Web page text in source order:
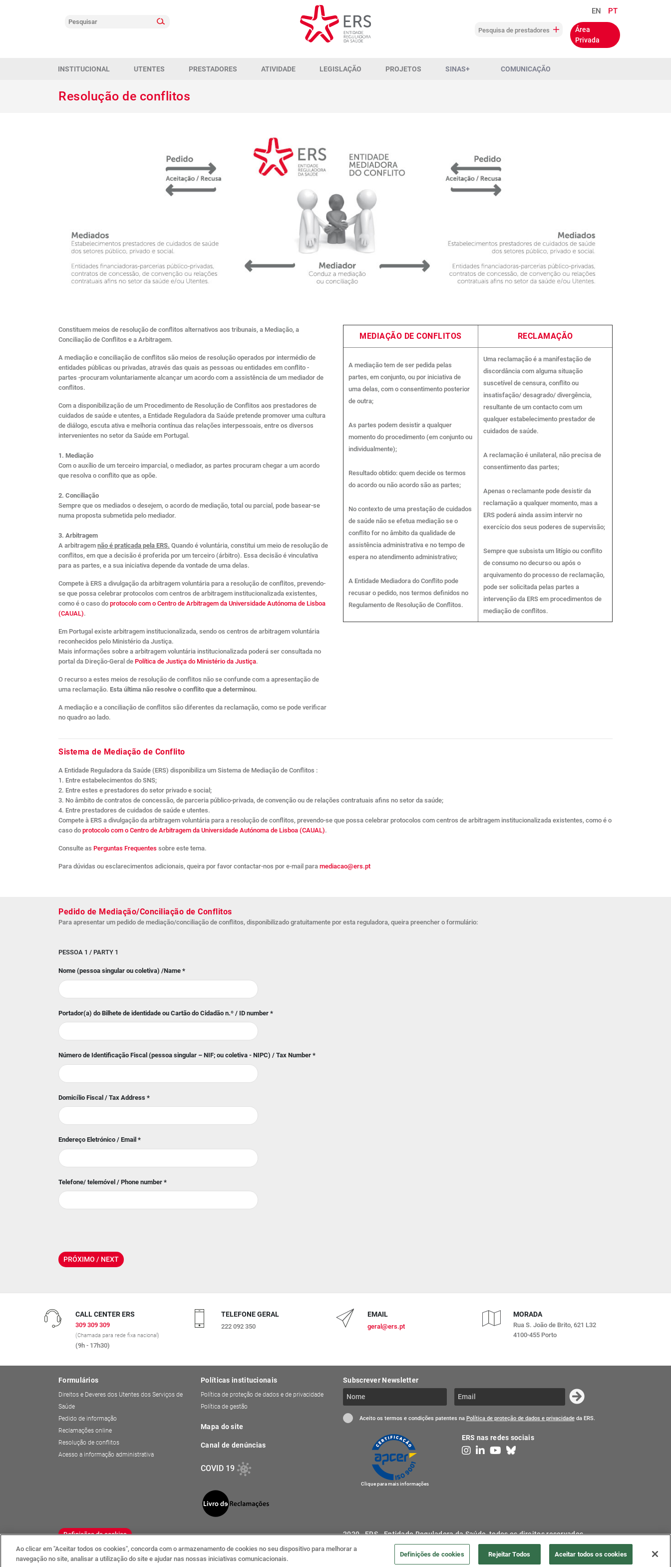
EN PT
Área
Privada
Pesquisa de prestadores
INSTITUCIONAL UTENTES PRESTADORES ATIVIDADE LEGISLAÇÃO PROJETOS SINAS+ COMUNICAÇÃO
Resolução de conflitos
Constituem meios de resolução de conflitos alternativos aos tribunais, a Mediação, a
Conciliação de Conflitos e a Arbitragem.
A mediação e conciliação de conflitos são meios de resolução operados por intermédio de
entidades públicas ou privadas, através das quais as pessoas ou entidades em conflito -
partes -procuram voluntariamente alcançar um acordo com a assistência de um mediador de
conflitos.
Com a disponibilização de um Procedimento de Resolução de Conflitos aos prestadores de
cuidados de saúde e utentes, a Entidade Reguladora da Saúde pretende promover uma cultura
de diálogo, escuta ativa e melhoria contínua das relações interpessoais, entre os diversos
intervenientes no setor da Saúde em Portugal.
1. Mediação
Com o auxílio de um terceiro imparcial, o mediador, as partes procuram chegar a um acordo
que resolva o conflito que as opõe.
2. Conciliação
Sempre que os mediados o desejem, o acordo de mediação, total ou parcial, pode basear-se
numa proposta submetida pelo mediador.
3. Arbitragem
A arbitragem não é praticada pela ERS. Quando é voluntária, constitui um meio de resolução de
conflitos, em que a decisão é proferida por um terceiro (árbitro). Essa decisão é vinculativa
para as partes, e a sua iniciativa depende da vontade de uma delas.
Compete à ERS a divulgação da arbitragem voluntária para a resolução de conflitos, prevendo-
se que possa celebrar protocolos com centros de arbitragem institucionalizada existentes,
como é o caso do protocolo com o Centro de Arbitragem da Universidade Autónoma de Lisboa
(CAUAL).
Em Portugal existe arbitragem institucionalizada, sendo os centros de arbitragem voluntária
reconhecidos pelo Ministério da Justiça.
Mais informações sobre a arbitragem voluntária institucionalizada poderá ser consultada no
portal da Direção-Geral de Política de Justiça do Ministério da Justiça.
O recurso a estes meios de resolução de conflitos não se confunde com a apresentação de
uma reclamação. Esta última não resolve o conflito que a determinou.
A mediação e a conciliação de conflitos são diferentes da reclamação, como se pode verificar
no quadro ao lado.
MEDIAÇÃO DE CONFLITOS RECLAMAÇÃO
A mediação tem de ser pedida pelas
partes, em conjunto, ou por iniciativa de
uma delas, com o consentimento posterior
de outra;
As partes podem desistir a qualquer
momento do procedimento (em conjunto ou
individualmente);
Resultado obtido: quem decide os termos
do acordo ou não acordo são as partes;
No contexto de uma prestação de cuidados
de saúde não se efetua mediação se o
conflito for no âmbito da qualidade de
assistência administrativa e no tempo de
espera no atendimento administrativo;
A Entidade Mediadora do Conflito pode
recusar o pedido, nos termos definidos no
Regulamento de Resolução de Conflitos.
Uma reclamação é a manifestação de
discordância com alguma situação
suscetível de censura, conflito ou
insatisfação/ desagrado/ divergência,
resultante de um contacto com um
qualquer estabelecimento prestador de
cuidados de saúde.
A reclamação é unilateral, não precisa de
consentimento das partes;
Apenas o reclamante pode desistir da
reclamação a qualquer momento, mas a
ERS poderá ainda assim intervir no
exercício dos seus poderes de supervisão;
Sempre que subsista um litígio ou conflito
de consumo no decurso ou após o
arquivamento do processo de reclamação,
pode ser solicitada pelas partes a
intervenção da ERS em procedimentos de
mediação de conflitos.
Sistema de Mediação de Conflito
A Entidade Reguladora da Saúde (ERS) disponibiliza um Sistema de Mediação de Conflitos :
1. Entre estabelecimentos do SNS;
2. Entre estes e prestadores do setor privado e social;
3. No âmbito de contratos de concessão, de parceria público-privada, de convenção ou de relações contratuais afins no setor da saúde;
4. Entre prestadores de cuidados de saúde e utentes.
Compete à ERS a divulgação da arbitragem voluntária para a resolução de conflitos, prevendo-se que possa celebrar protocolos com centros de arbitragem institucionalizada existentes, como é o
caso do protocolo com o Centro de Arbitragem da Universidade Autónoma de Lisboa (CAUAL).
Consulte as Perguntas Frequentes sobre este tema.
Para dúvidas ou esclarecimentos adicionais, queira por favor contactar-nos por e-mail para mediacao@ers.pt
Pedido de Mediação/Conciliação de Conflitos
Para apresentar um pedido de mediação/conciliação de conflitos, disponibilizado gratuitamente por esta reguladora, queira preencher o formulário:
PESSOA 1 / PARTY 1
Nome (pessoa singular ou coletiva) /Name *
Portador(a) do Bilhete de identidade ou Cartão do Cidadão n.º / ID number *
Número de Identificação Fiscal (pessoa singular – NIF; ou coletiva - NIPC) / Tax Number *
Domicílio Fiscal / Tax Address *
Endereço Eletrónico / Email *
Telefone/ telemóvel / Phone number *
CALL CENTER ERS
309 309 309
(Chamada para rede fixa nacional)
(9h - 17h30)
TELEFONE GERAL
222 092 350
EMAIL
geral@ers.pt
MORADA
Rua S. João de Brito, 621 L32
4100-455 Porto
Formulários
Direitos e Deveres dos Utentes dos Serviços de
Saúde
Pedido de informação
Reclamações online
Resolução de conflitos
Acesso a informação administrativa
Políticas institucionais
Política de proteção de dados e de privacidade
Política de gestão
Mapa do site
Canal de denúncias
COVID 19
Subscrever Newsletter
Aceito os termos e condições patentes na Política de proteção de dados e privacidadeda ERS.
Clique para mais informações
ERS nas redes sociais
Definições de cookies 2020 . ERS - Entidade Reguladora da Saúde, todos os direitos reservados.
Ao clicar em "Aceitar todos os cookies", concorda com o armazenamento de cookies no seu dispositivo para melhorar a
navegação no site, analisar a utilização do site e ajudar nas nossas iniciativas comunicacionais.
Definições de cookies Rejeitar Todos Aceitar todos os cookies